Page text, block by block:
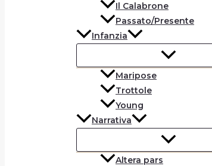
Il Calabrone
Passato/Presente
Infanzia
Maripose
Trottole
Young
Narrativa
Altera pars